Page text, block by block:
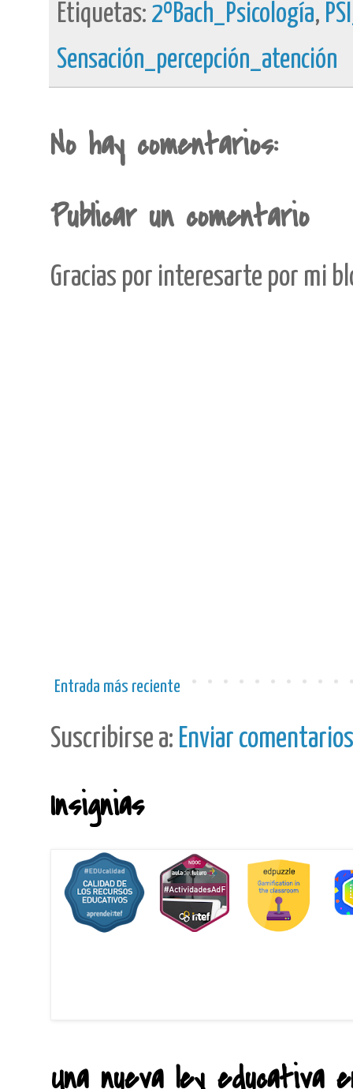
Etiquetas: 2ºBach_Psicología,
Sensación_percepción_atención
No hay comentarios:
Publicar un comentario
Gracias por interesarte por mi
Entrada más reciente
Suscribirse a: Enviar
Insignias
Una nueva ley educativa